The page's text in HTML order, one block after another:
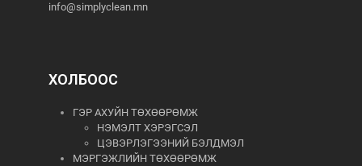
info@simplyclean.mn
ХОЛБООС
ГЭР АХУЙН ТӨХӨӨРӨМЖ
НЭМЭЛТ ХЭРЭГСЭЛ
ЦЭВЭРЛЭГЭЭНИЙ БЭЛДМЭЛ
МЭРГЭЖЛИЙН ТӨХӨӨРӨМЖ